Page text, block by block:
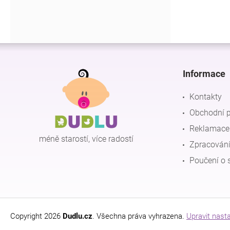
Z
méně starostí, více radostí
Informace
Kontakty
Obchodní
Poučení o
Copyright 2026 Dudlu.cz. Všechna práva vyhrazena. Upravit